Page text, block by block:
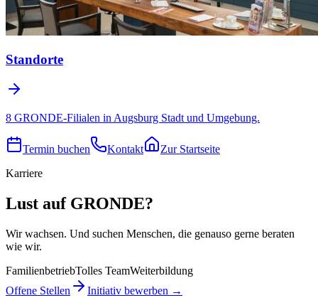
Standorte
8 GRONDE-Filialen in Augsburg Stadt und Umgebung.
Termin buchen Kontakt
Zur Startseite
Karriere
Lust auf GRONDE?
Wir wachsen. Und suchen Menschen, die genauso gerne beraten
wie wir.
FamilienbetriebTolles TeamWeiterbildung
Offene Stellen
Initiativ bewerben →